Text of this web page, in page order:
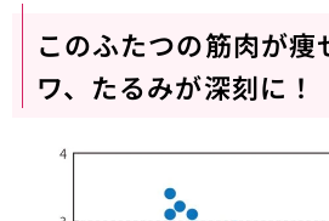
このふたつの筋肉が痩
ワ、たるみが深刻に！